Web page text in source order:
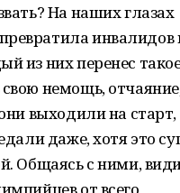
На наших глазах
инвалидов
из них перенес
немощь,
выходили на старт,
даже, хотя это
Общаясь с ними,